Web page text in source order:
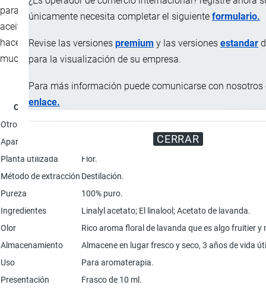
únicamente necesita completar el siguiente formulario.
Revise las versiones premium y las versiones estandar
para la visualización de su empresa.
Para más información puede comunicarse con nosotros
enlace.
CERRAR
para hacer notas florales durante siglos, tradicionalmente, los
aceites esenciales de lavanda también han sido utilizados para
hacer perfumes, además es muy útil en la aromaterapia y de
muchas formulaciones aromáticos y combinaciones.
Característica
Otros nombres
Aceite esencial de lavanda; Aceite de lavanda.
Apariencia
Planta utilizada
Flor.
Método de extracción Destilación.
Pureza
100% puro.
Ingredientes
Linalyl acetato; El linalool; Acetato de lavanda.
Olor
Rico aroma floral de lavanda que es algo fruitier y
Almacenamiento
Almacene en lugar fresco y seco, 3 años de vida
Uso
Para aromaterapia.
Presentación
Frasco de 10 ml.